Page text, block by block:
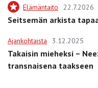
Elämäntaito 22.7.2026
Seitsemän arkista
Ajankohtaista 3.12.2025
Takaisin mieheksi –
transnaisena taakseen